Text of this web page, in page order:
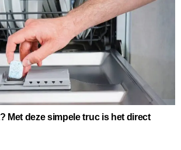
Met deze simpele truc is het direct